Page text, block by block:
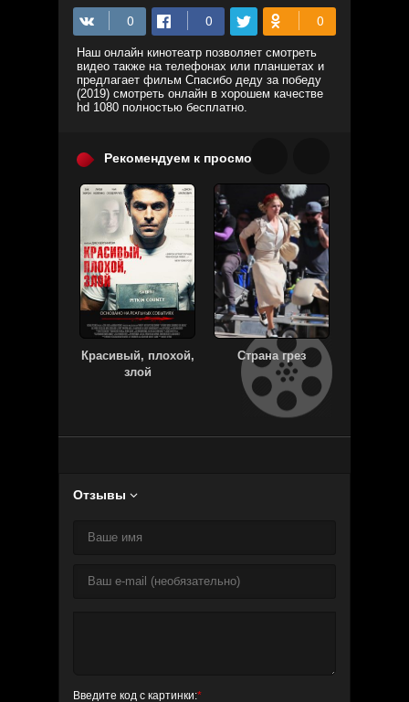
Наш онлайн кинотеатр позволяет смотреть
видео также на телефонах или планшетах и
предлагает фильм Спасибо деду за победу
(2019) смотреть онлайн в хорошем качестве
hd 1080 полностью бесплатно.
Рекомендуем к просмотру:
Красивый, плохой,
злой
Страна грез
Отзывы 
Введите код с картинки:*